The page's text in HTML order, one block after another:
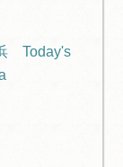
Today's